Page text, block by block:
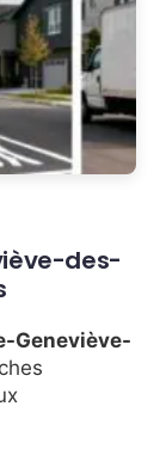
des-
Geneviève-